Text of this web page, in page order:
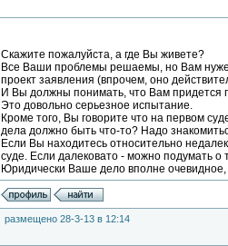
Скажите пожалуйста, а где Вы живете?
Все Ваши проблемы решаемы, но Вам
проект заявления (впрочем, оно
И Вы должны понимать, что Вам придется
Это довольно серьезное испытание.
Кроме того, Вы говорите что на первом
дела должно быть что-то? Надо
Если Вы находитесь относительно
суде. Если далековато - можно подумать о
Юридически Ваше дело вполне очевидное,
размещено 28-3-13 в 12:14